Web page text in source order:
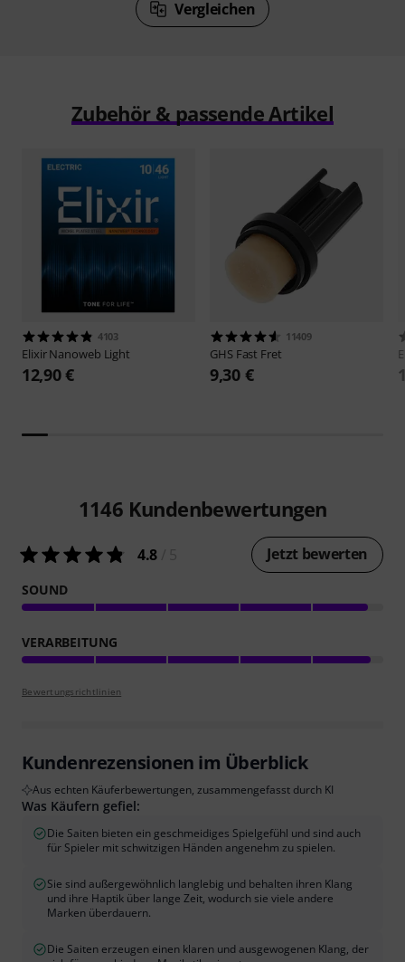
Vergleichen
Zubehör & passende Artikel
4103
ElixirNanoweb Light
12,90 €
11409
GHS Fast Fret
9,30 €
1146 Kundenbewertungen
4.8 Jetzt bewerten
SOUND
VERARBEITUNG
Bewertungsrichtlinien
Kundenrezensionen im Überblick
Aus echten Käuferbewertungen, zusammengefasst durch KI
Was Käufern gefiel:
Die Saiten bieten ein geschmeidiges Spielgefühl und sind auch
für Spieler mit schwitzigen Händen angenehm zu spielen.
Sie sind außergewöhnlich langlebig und behalten ihren Klang
und ihre Haptik über lange Zeit, wodurch sie viele andere
Marken überdauern.
Die Saiten erzeugen einen klaren und ausgewogenen Klang, der